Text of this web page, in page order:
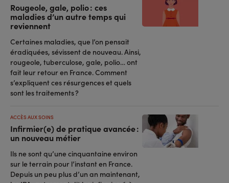
Rougeole, gale, polio : ces
maladies d’un autre temps qui
reviennent
Certaines maladies, que l’on pensait
éradiquées, sévissent de nouveau. Ainsi,
rougeole, tuberculose, gale, polio… ont
fait leur retour en France. Comment
s’expliquent ces résurgences et quels
sont les traitements ?
Infirmier(e) de pratique avancée :
un nouveau métier
ACCÈS AUX SOINS
Ils ne sont qu’une cinquantaine environ
sur le terrain pour l’instant en France.
Depuis un peu plus d’un an maintenant,